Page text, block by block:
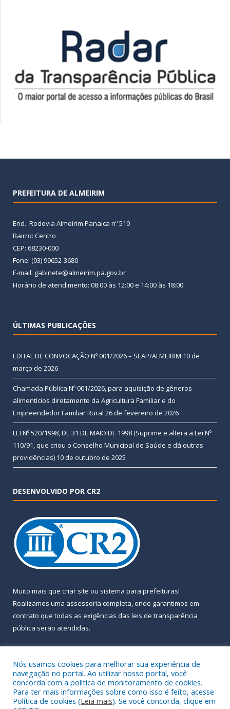
PREFEITURA DE ALMEIRIM
End.: Rodovia Almeirim Panaica nº 510
Bairro: Centro
CEP: 68230-000
Fone: (93) 99652-3680
E-mail: gabinete@almeirim.pa.gov.br
Horário de atendimento: 08:00 às 12:00 e 14:00 às 18:00
ÚLTIMAS PUBLICAÇÕES
EDITAL DE CONVOCAÇÃO Nº 001/2026 – SEAP/ALMEIRIM 10 de
março de 2026
Chamada Pública Nº 001/2026, para aquisição de gêneros
alimentícios diretamente da Agricultura Familiar e do
Empreendedor Familiar Rural 26 de fevereiro de 2026
LEI Nº 520/1998, DE 31 DE MAIO DE 1998 (Suprime e altera a Lei Nº
110/91, que criou o Conselho Municipal de Saúde e dá outras
providências) 10 de outubro de 2025
DESENVOLVIDO POR CR2
Muito mais que criar site ou sistema para prefeituras!
Realizamos uma assessoria completa, onde garantimos em
contrato que todas as exigências das leis de transparência
pública serão atendidas.
Todos os direitos reservados a Prefeitura Municipal de Almeirim.
Nós usamos cookies para melhorar sua experiência de
navegação no portal. Ao utilizar nosso portal, você
concorda com a política de monitoramento de cookies.
Para ter mais informações sobre como isso é feito, acesse
Política de cookies (Leia mais). Se você concorda, clique em